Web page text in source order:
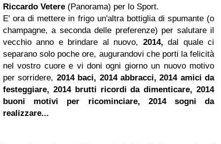
Riccardo Vetere (Panorama) per lo Sport.
E' ora di mettere in frigo un'altra bottiglia di spumante (o
champagne, a seconda delle preferenze) per salutare il
vecchio anno e brindare al nuovo, 2014,dal quale ci
separano solo poche ore, augurandovi che porti la felicità
nel vostro cuore e vi doni ogni giorno un nuovo motivo
per sorridere, 2014 baci, 2014 abbracci, 2014 amici da
festeggiare, 2014 brutti ricordi da dimenticare, 2014
buoni motivi per ricominciare, 2014 sogni da
realizzare...